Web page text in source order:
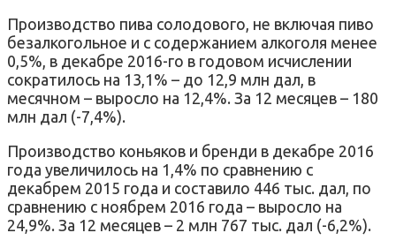
Производство пива солодового, не включая пиво
безалкогольное и с содержанием алкоголя менее
0,5%, в декабре 2016-го в годовом исчислении
сократилось на 13,1% – до 12,9 млн дал, в
месячном – выросло на 12,4%. За 12 месяцев – 180
млн дал (-7,4%).
Производство коньяков и бренди в декабре 2016
года увеличилось на 1,4% по сравнению с
декабрем 2015 года и составило 446 тыс. дал, по
сравнению с ноябрем 2016 года – выросло на
24,9%. За 12 месяцев – 2 млн 767 тыс. дал (-6,2%).